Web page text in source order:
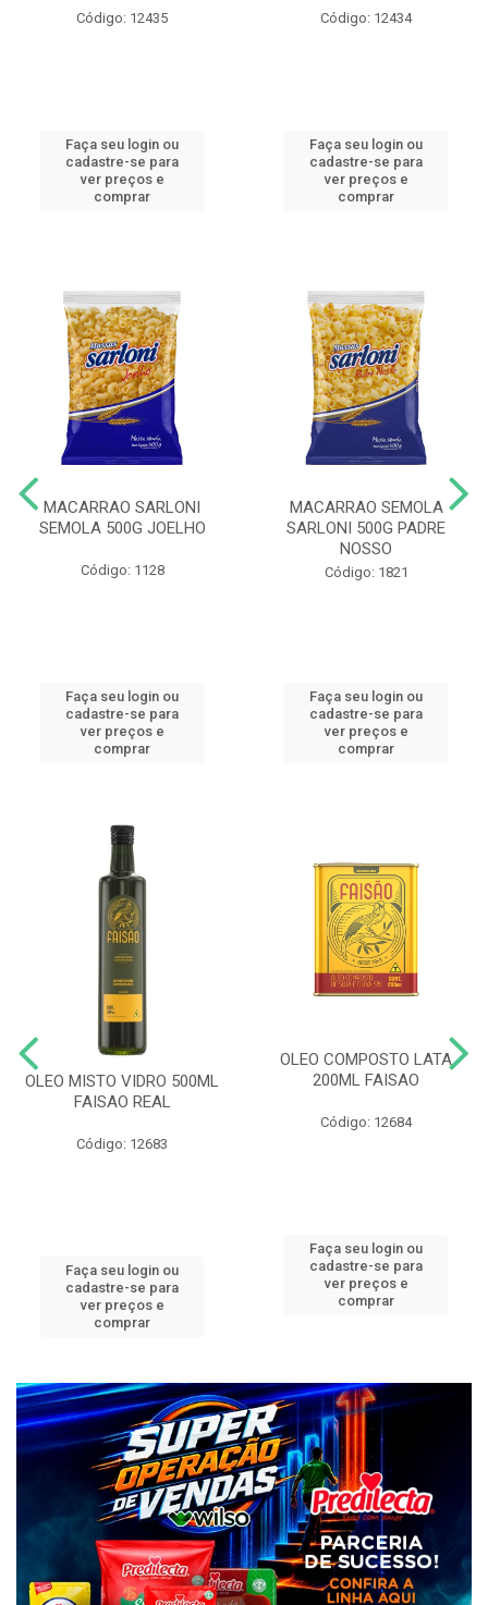
Código: 12435
Faça seu login ou
cadastre-se para
ver preços e
comprar
Código: 12434
Faça seu login ou
cadastre-se para
ver preços e
comprar
MACARRAO SARLONI
SEMOLA 500G JOELHO
Código: 1128
Faça seu login ou
cadastre-se para
ver preços e
comprar
MACARRAO SEMOLA
SARLONI 500G PADRE
NOSSO
Código: 1821
Faça seu login ou
cadastre-se para
ver preços e
comprar
OLEO MISTO VIDRO 500ML
FAISAO REAL
Código: 12683
Faça seu login ou
cadastre-se para
ver preços e
comprar
OLEO COMPOSTO LATA
200ML FAISAO
Código: 12684
Faça seu login ou
cadastre-se para
ver preços e
comprar